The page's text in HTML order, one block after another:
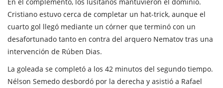
Cristiano estuvo cerca de completar un hat-trick, aunque el
cuarto gol llegó mediante un córner que terminó con un
desafortunado tanto en contra del arquero Nematov tras una
intervención de Rúben Dias.
La goleada se completó a los 42 minutos del segundo tiempo.
Nélson Semedo desbordó por la derecha y asistió a Rafael